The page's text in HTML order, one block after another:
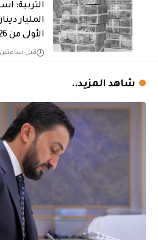
التربية:
المليار
الأولى من 2026
قبل ساعتين
شاهد المزيد..